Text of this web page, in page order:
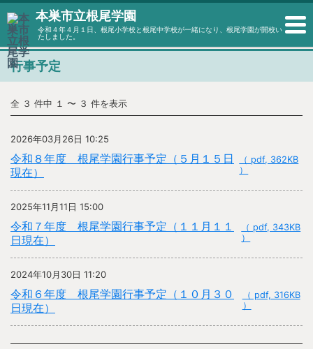
本巣市立根尾学園
令和４年４月１日、根尾小学校と根尾中学校が一緒になり、根尾学園が開校い
たしました。
行事予定
全 ３ 件中 １ 〜 ３ 件を表示
2026年03月26日 10:25
令和８年度 根尾学園行事予定（５月１５日
現在）
（ pdf, 362KB
）
2025年11月11日 15:00
令和７年度 根尾学園行事予定（１１月１１
日現在）
（ pdf, 343KB
）
2024年10月30日 11:20
令和６年度 根尾学園行事予定（１０月３０
日現在）
（ pdf, 316KB
）